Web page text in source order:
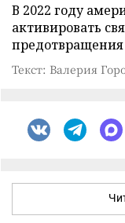
В 2022 году
активировать
Текст: Валерия